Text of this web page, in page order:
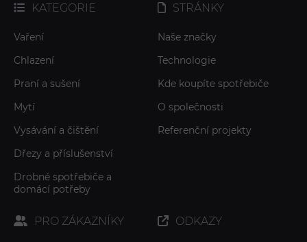
KATEGORIE
Vaření
Chlazení
Praní a sušení
Mytí
Vysávání a čištění
Dřezy a příslušenství
Drobné spotřebiče a
domácí potřeby
STRÁNKY
Naše značky
Technologie
Kde koupíte spotřebiče
O společnosti
Referenční projekty
PRO ZÁKAZNÍKY ODKAZY